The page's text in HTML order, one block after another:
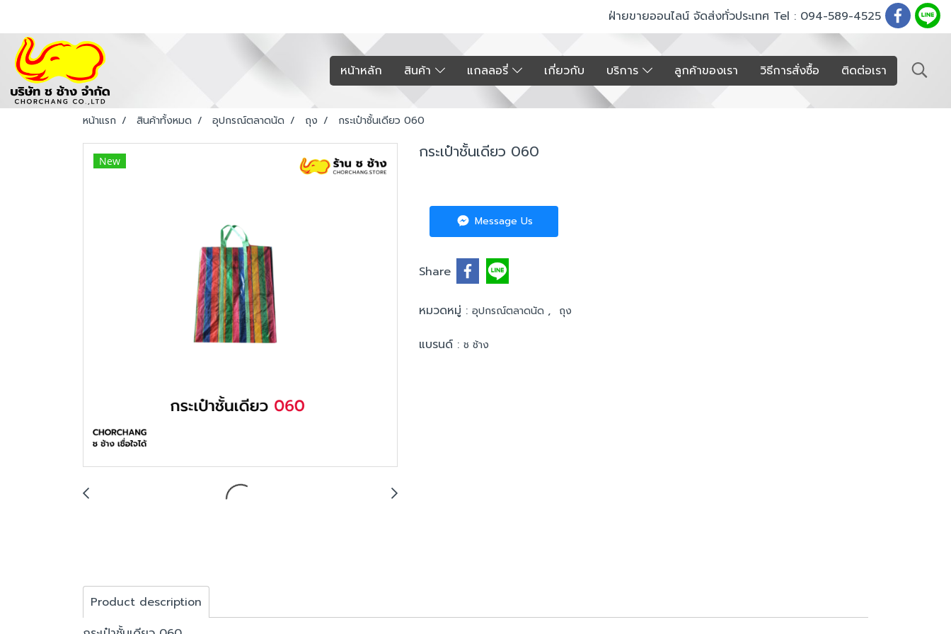
ฝ่ายขายออนไลน์ จัดส่งทั่วประเทศ Tel : 094-589-4525
หน้าหลัก สินค้า แกลลอรี่ เกี่ยวกับ บริการ ลูกค้าของเรา วิธีการสั่งซื้อ ติดต่อเรา
หน้าแรก สินค้าทั้งหมด อุปกรณ์ตลาดนัด ถุง กระเป๋าชั้นเดียว 060
New กระเป๋าชั้นเดียว 060
Message Us
Share
หมวดหมู่ : อุปกรณ์ตลาดนัด , ถุง
แบรนด์ : ช ช้าง
Product description